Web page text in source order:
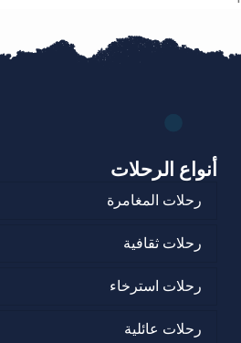
أنواع الرحلات
رحلات المغامرة
رحلات ثقافية
رحلات استرخاء
رحلات عائلية